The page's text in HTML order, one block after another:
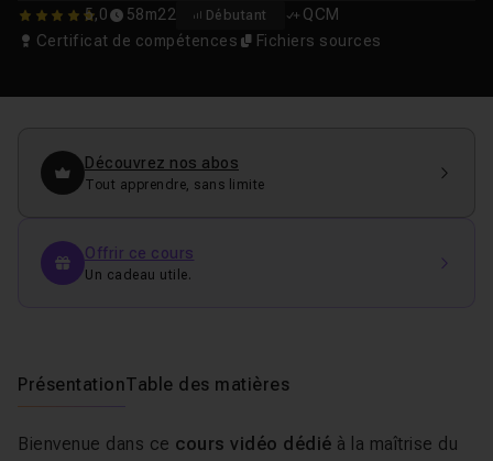
5 5,0 58m22 Débutant
QCM
Certificat de compétences
Fichiers sources
Découvrez nos abos
Tout apprendre, sans limite
Offrir ce cours
Un cadeau utile.
PrésentationTable des matières
Bienvenue dans ce cours vidéo dédié à la maîtrise du